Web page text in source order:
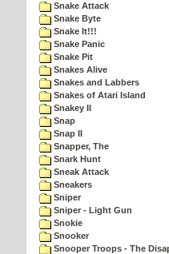
Snake Attack
Snake Byte
Snake It!!!
Snake Panic
Snake Pit
Snakes Alive
Snakes and Labbers
Snakes of Atari Island
Snakey II
Snap
Snap II
Snapper, The
Snark Hunt
Sneak Attack
Sneakers
Sniper
Sniper - Light Gun
Snokie
Snooker
Snooper Troops - The